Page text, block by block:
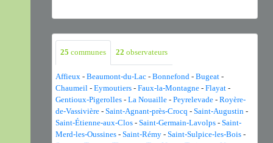
25 communes 22 observateurs
Affieux - Beaumont-du-Lac - Bonnefond - Bugeat -
Chaumeil - Eymoutiers - Faux-la-Montagne - Flayat -
Gentioux-Pigerolles - La Nouaille - Peyrelevade - Royère-
de-Vassivière - Saint-Agnant-près-Crocq - Saint-Augustin -
Saint-Étienne-aux-Clos - Saint-Germain-Lavolps - Saint-
Merd-les-Oussines - Saint-Rémy - Saint-Sulpice-les-Bois -